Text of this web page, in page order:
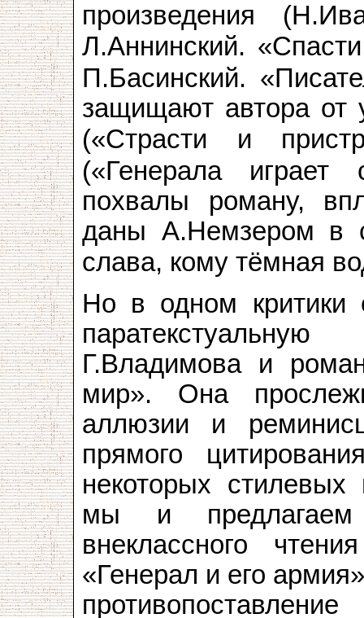
произведения
Л.Аннинский.
П.Басинский.
защищают автора от
(«Страсти и
(«Генерала играет
похвалы роману,
даны А.Немзером в
слава, кому тёмная
Но в одном критики
Г.Владимова и
мир». Она
аллюзии и
прямого
некоторых
мы и предлагаем
внеклассного
«Генерал и его